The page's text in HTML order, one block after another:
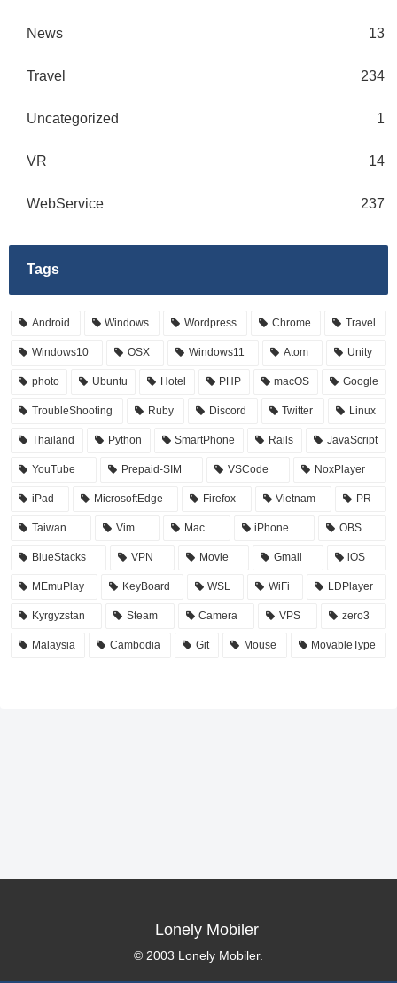
News 13
Travel 234
Uncategorized 1
VR 14
WebService 237
Tags
Android Windows Wordpress Chrome Travel
Windows10 OSX Windows11 Atom Unity
photo Ubuntu Hotel PHP macOS Google
TroubleShooting Ruby Discord Twitter Linux
Thailand Python SmartPhone Rails JavaScript
YouTube Prepaid-SIM VSCode NoxPlayer
iPad MicrosoftEdge Firefox Vietnam PR
Taiwan Vim Mac iPhone OBS
BlueStacks VPN Movie Gmail iOS
MEmuPlay KeyBoard WSL WiFi LDPlayer
Kyrgyzstan Steam Camera VPS zero3
Malaysia Cambodia Git Mouse MovableType
Lonely Mobiler
© 2003 Lonely Mobiler.